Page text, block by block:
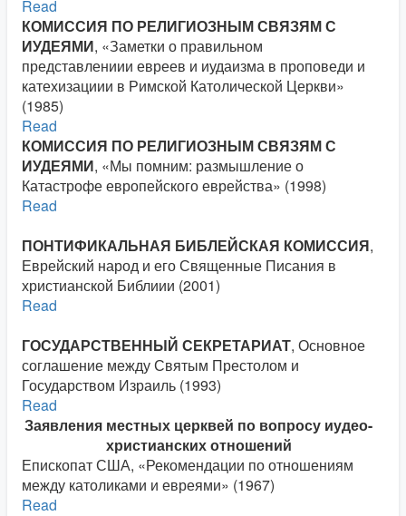
Read
КОМИССИЯ ПО РЕЛИГИОЗНЫМ СВЯЗЯМ С
ИУДЕЯМИ, «Заметки о правильном
представлениии евреев и иудаизма в проповеди и
катехизациии в Римской Католической Церкви»
(1985)
Read
КОМИССИЯ ПО РЕЛИГИОЗНЫМ СВЯЗЯМ С
ИУДЕЯМИ, «Мы помним: размышление о
Катастрофе европейского еврейства» (1998)
Read
ПОНТИФИКАЛЬНАЯ БИБЛЕЙСКАЯ КОМИССИЯ,
Еврейский народ и его Священные Писания в
христианской Библиии (2001)
Read
ГОСУДАРСТВЕННЫЙ СЕКРЕТАРИАТ, Основное
соглашение между Святым Престолом и
Государством Израиль (1993)
Read
Заявления местных церквей по вопросу иудео-
христианских отношений
Епископат США, «Рекомендации по отношениям
между католиками и евреями» (1967)
Read